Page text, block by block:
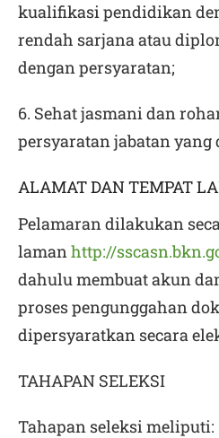
kualifikasi pendidikan
rendah sarjana atau
dengan persyaratan;
6. Sehat jasmani dan
persyaratan jabatan yang
ALAMAT DAN TEMPAT
Pelamaran dilakukan
lamanhttp://
dahulu membuat akun
proses pengunggahan
dipersyaratkan secara
TAHAPAN SELEKSI
Tahapan seleksi meliputi: